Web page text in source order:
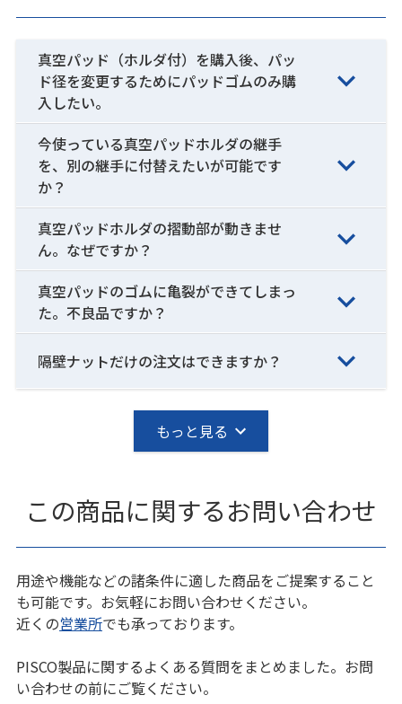
真空パッド（ホルダ付）を購入後、パッ
ド径を変更するためにパッドゴムのみ購
入したい。
今使っている真空パッドホルダの継手
を、別の継手に付替えたいが可能です
か？
真空パッドホルダの摺動部が動きませ
ん。なぜですか？
真空パッドのゴムに亀裂ができてしまっ
た。不良品ですか？
隔壁ナットだけの注文はできますか？
もっと見る
この商品に関するお問い合わせ
用途や機能などの諸条件に適した商品をご提案すること
も可能です。お気軽にお問い合わせください。
近くの営業所でも承っております。
PISCO製品に関するよくある質問をまとめました。お問
い合わせの前にご覧ください。